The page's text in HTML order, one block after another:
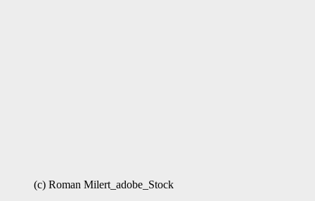
(c) Roman Milert_adobe_Stock